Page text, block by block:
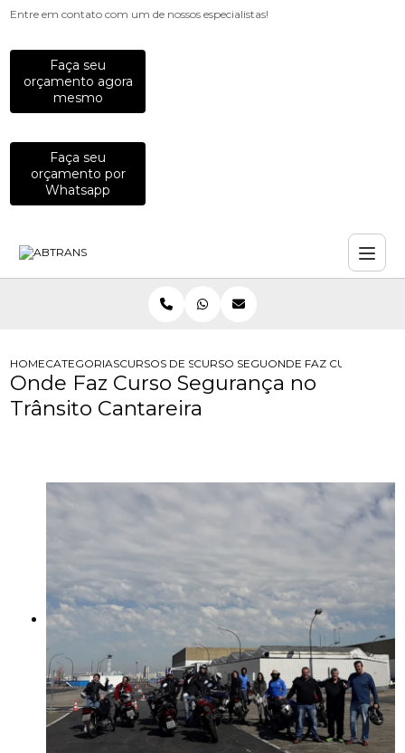
Entre em contato com um de nossos especialistas!
Faça seu
orçamento agora
mesmo
Faça seu
orçamento por
Whatsapp
HOMECATEGORIASCURSOS DE SEGURANCA NO TRANSITO
CURSO SEGURANCA NO TRANSITO
ONDE FAZ CURSO
Onde Faz Curso Segurança no
Trânsito Cantareira